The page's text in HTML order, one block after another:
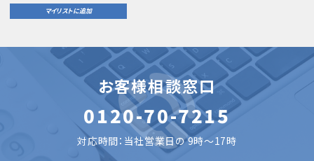
マイリストに追加
お客様相談窓口
0120-70-7215
対応時間：当社営業日の 9時～17時